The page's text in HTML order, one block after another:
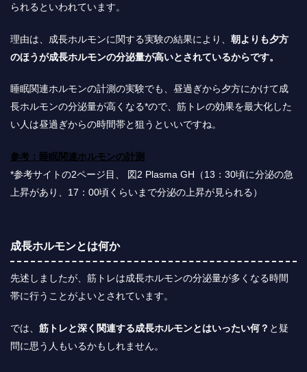
られるといわれています。
理由は、成長ホルモンに関する実験の結果により、 朝よりも夕方
のほうが成長ホルモンの分泌量が高いとされているからです。
睡眠関連ホルモンの計測の実験でも、昼過ぎから夕方にかけて成
長ホルモンの分泌量が高くなる*ので、筋トレの効果を最大化した
い人は昼過ぎからの時間帯と狙うといいですね。
参考：睡眠関連ホルモンの計測
*参考サイトの2ページ目、 図2 Plasma GH（13：30頃に分泌の急
上昇があり、17：00頃くらいまで分泌の上昇が見られる）
成長ホルモンとは何か
先述しましたが、筋トレは成長ホルモンの分泌量が多くなる時間
帯に行うことがよいとされています。
では、 筋トレと深く関連する成長ホルモンとはいったい何？ と疑
問に思う人もいるかもしれません。